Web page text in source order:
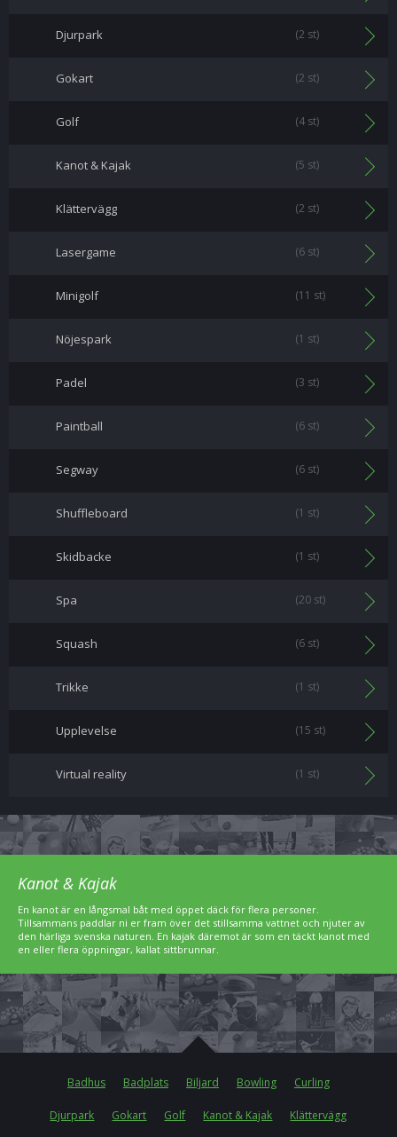
Djurpark (2 st)
Gokart (2 st)
Golf (4 st)
Kanot & Kajak (5 st)
Klättervägg (2 st)
Lasergame (6 st)
Minigolf (11 st)
Nöjespark (1 st)
Padel (3 st)
Paintball (6 st)
Segway (6 st)
Shuffleboard (1 st)
Skidbacke (1 st)
Spa (20 st)
Squash (6 st)
Trikke (1 st)
Upplevelse (15 st)
Virtual reality (1 st)
Kanot & Kajak
En kanot är en långsmal båt med öppet däck för flera personer.
Tillsammans paddlar ni er fram över det stillsamma vattnet och njuter av
den härliga svenska naturen. En kajak däremot är som en täckt kanot med
en eller flera öppningar, kallat sittbrunnar.
Badhus Badplats Biljard Bowling Curling
Djurpark Gokart Golf Kanot & Kajak Klättervägg